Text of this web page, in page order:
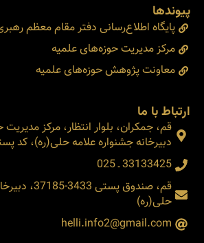
پیوندها
پایگاه اطلاع‌رسانی دفتر مقام معظم رهبری
مرکز مدیریت حوزه‌های علمیه
معاونت پژوهش حوزه‌های علمیه
ارتباط با ما
قم، جمکران، بلوار انتظار، مرکز مدیریت
دبیرخانه جشنواره علامه حلی(ره)، کد پستی:
33133425 ـ 025
قم، صندوق پستی
حلی(ره)
helli.info2@gmail.com